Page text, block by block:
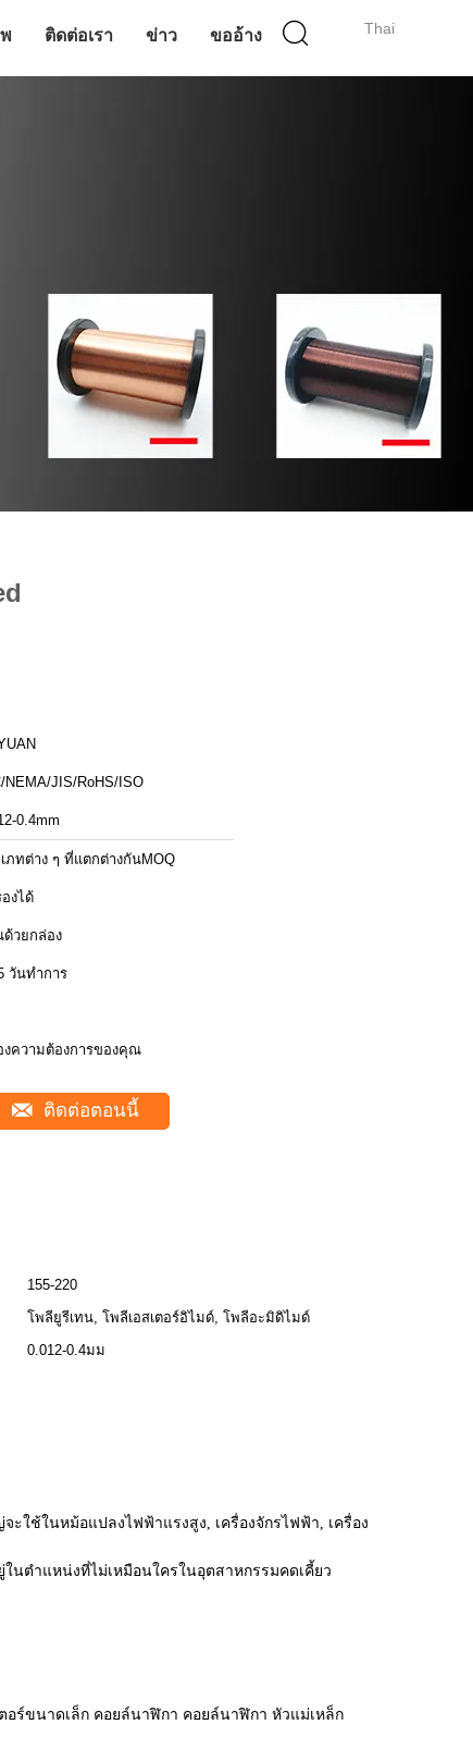
Thai
ติดต่อเรา ข่าว ขออ้าง
NEMA/JIS/RoHS/ISO
0.4mm
ภทต่าง ๆ ที่แตกต่างกันMOQ
งได้
วยกล่อง
วันทำการ
งความต้องการของคุณ
ติดต่อตอนนี้
155-220
โพลียูรีเทน, โพลีเอสเตอร์อิไมด์, โพลีอะมิดิไมด์
0.012-0.4มม
ใช้ในหม้อแปลงไฟฟ้าแรงสูง, เครื่องจักรไฟฟ้า, เครื่อง
นตำแหน่งที่ไม่เหมือนใครในอุตสาหกรรมคดเคี้ยว
อร์ขนาดเล็ก คอยล์นาฬิกา คอยล์นาฬิกา หัวแม่เหล็ก